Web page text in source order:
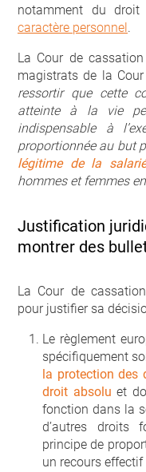
notamment du
caractère personnel.
La Cour de
magistrats de la
ressortir que cette
atteinte à la vie
indispensable à
proportionnée au but
légitime de la
hommes et femmes
Justification
montrer des
La Cour de
pour justifier sa
Le règlement
spécifiquement
la protection des
droit absolu et
fonction dans la
d’autres droits
principe de
un recours